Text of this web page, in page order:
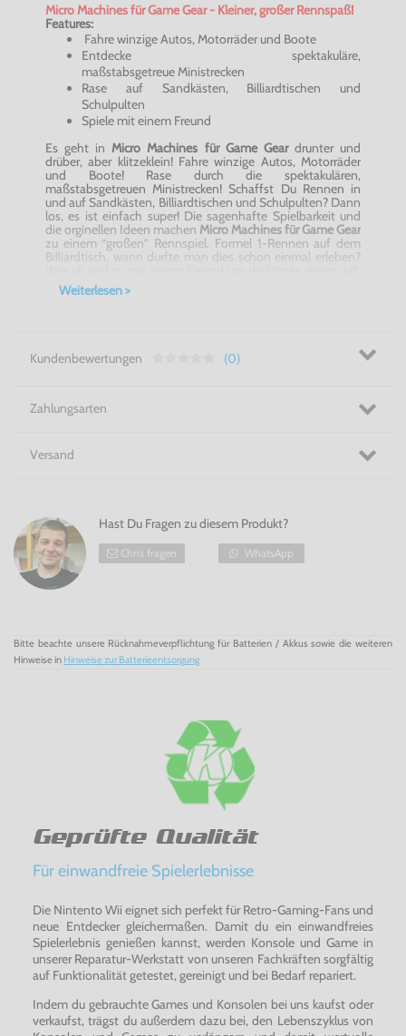
Micro Machines für Game Gear - Kleiner, großer Rennspaß!
Features:
Fahre winzige Autos, Motorräder und Boote
Entdecke spektakuläre,
maßstabsgetreue Ministrecken
Rase auf Sandkästen, Billiardtischen und
Schulpulten
Spiele mit einem Freund
Es geht inMicro Machines für Game Geardrunter und
drüber, aber klitzeklein! Fahre winzige Autos, Motorräder
und Boote! Rase durch die spektakulären,
maßstabsgetreuen Ministrecken! Schaffst Du Rennen in
und auf Sandkästen, Billiardtischen und Schulpulten? Dann
los, es ist einfach super! Die sagenhafte Spielbarkeit und
die orginellen Ideen machen Micro Machines für Game Gear
zu einem “großen” Rennspiel. Formel 1-Rennen auf dem
Billiardtisch, wann durfte man dies schon einmal erleben?
wird an Micro Machines für Game Gear
vorbeikommen.
Weiterlesen >
Kundenbewertungen (0)
Zahlungsarten
Versand
Hast Du Fragen zu diesem Produkt?
Chris fragen WhatsApp
Bitte beachte unsere Rücknahmeverpflichtung für Batterien / Akkus sowie die weiteren
Hinweise in Hinweise zur Batterieentsorgung
Geprüfte Qualität
Für einwandfreie Spielerlebnisse
Die Nintento Wii eignet sich perfekt für Retro-Gaming-Fans und
neue Entdecker gleichermaßen. Damit du ein einwandfreies
Spielerlebnis genießen kannst, werden Konsole und Game in
unserer Reparatur-Werkstatt von unseren Fachkräften sorgfältig
auf Funktionalität getestet, gereinigt und bei Bedarf repariert.
Indem du gebrauchte Games und Konsolen bei uns kaufst oder
verkaufst, trägst du außerdem dazu bei, den Lebenszyklus von